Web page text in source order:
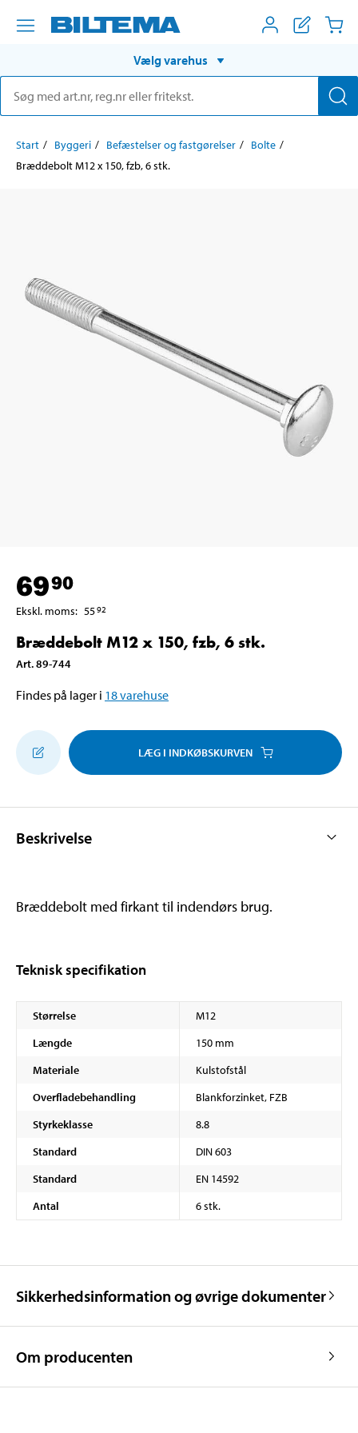
Vælg varehus
Start Byggeri Befæstelser og fastgørelser
Bolte
Bræddebolt M12 x 150, fzb, 6 stk.
6990
Ekskl. moms: 5592
Bræddebolt M12 x 150, fzb, 6 stk.
Art.89-744
Findes på lager i 18varehuse
LÆG I INDKØBSKURVEN
Beskrivelse
Bræddebolt med firkant til indendørs brug.
Teknisk specifikation
Størrelse
M12
Længde
150 mm
Materiale
Kulstofstål
Overfladebehandling
Blankforzinket, FZB
Styrkeklasse
8.8
Standard
DIN 603
Standard
EN 14592
Antal
6 stk.
Sikkerhedsinformation og øvrige dokumenter
Om producenten